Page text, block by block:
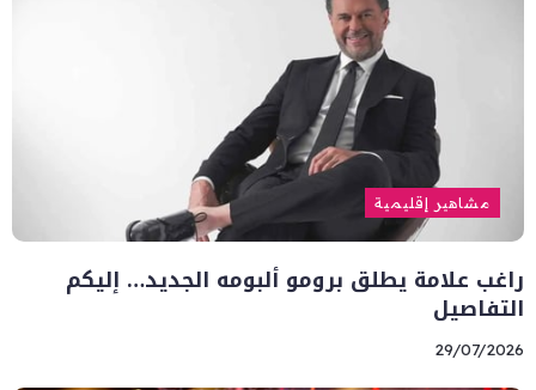
مشاهير إقليمية
راغب علامة يطلق برومو ألبومه الجديد… إليكم
التفاصيل
29/07/2026